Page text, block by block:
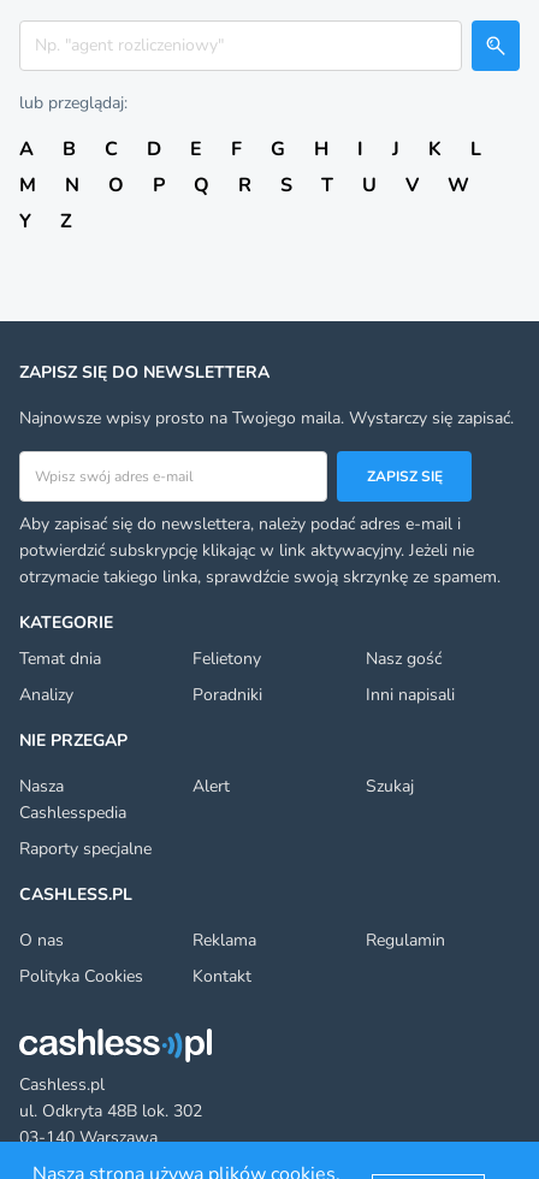
Szukaj
lub przeglądaj:
A B C D E F G H I J K
L
M
N O P Q R S T U V
W
Y
Z
Cashless.pl
ul. Odkryta 48B lok. 302
03-140 Warszawa
KATEGORIE
Temat dnia
Felietony
Nasz gość
Analizy
Poradniki
Inni napisali
NIE PRZEGAP
Nasza
Cashlesspedia
Alert Szukaj
Raporty specjalne
CASHLESS.PL
O nas
Reklama
Regulamin
Polityka Cookies
Kontakt
ZAPISZ SIĘ DO NEWSLETTERA
Najnowsze wpisy prosto na Twojego maila. Wystarczy się zapisać.
Adres email
ZAPISZ SIĘ
Aby zapisać się do newslettera, należy podać adres e-mail i
potwierdzić subskrypcję klikając w link aktywacyjny. Jeżeli nie
otrzymacie takiego linka, sprawdźcie swoją skrzynkę ze spamem.